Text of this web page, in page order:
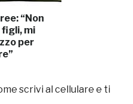
“Non
mi
per
scrivi al cellulare e ti